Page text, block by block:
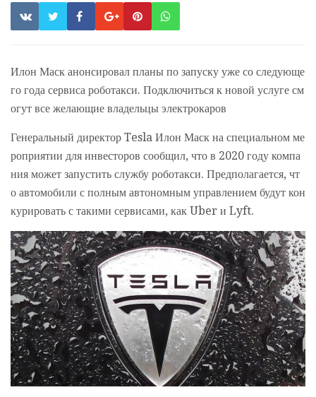
Илон Маск анонсировал планы по запуску уже со следующе
го года сервиса роботакси. Подключиться к новой услуге см
огут все желающие владельцы электрокаров
Генеральный директор Tesla Илон Маск на специальном ме
роприятии для инвесторов сообщил, что в 2020 году компа
ния может запустить службу роботакси. Предполагается, чт
о автомобили с полным автономным управлением будут кон
курировать с такими сервисами, как Uber и Lyft.